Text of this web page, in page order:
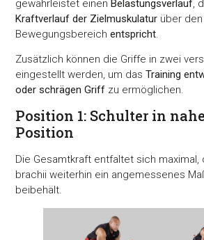
gewährleistet einenBelastungsverlauf ,
Kraftverlauf der Zielmuskulatur über
Bewegungsbereichentspricht
Zusätzlich können die Griffe in zwei
eingestellt werden, um dasTraining
oder schrägen Griff zu ermöglichen.
Position 1: Schulter in
Position
Die Gesamtkraft entfaltet sich maximal,
brachii weiterhin ein angemessenes
beibehält.